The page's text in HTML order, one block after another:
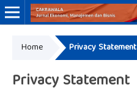
Home Privacy Statement
Privacy Statement